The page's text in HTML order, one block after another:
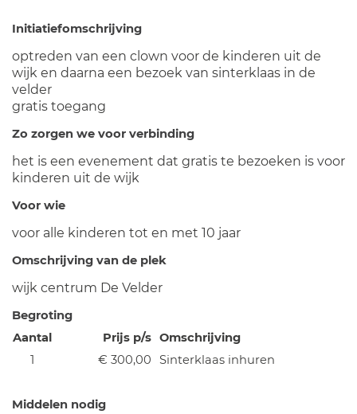
Initiatiefomschrijving
optreden van een clown voor de kinderen uit de
wijk en daarna een bezoek van sinterklaas in de
velder
gratis toegang
Zo zorgen we voor verbinding
het is een evenement dat gratis te bezoeken is voor
kinderen uit de wijk
Voor wie
voor alle kinderen tot en met 10 jaar
Omschrijving van de plek
wijk centrum De Velder
Begroting
Aantal
Prijs p/s Omschrijving
1
€ 300,00 Sinterklaas inhuren
Middelen nodig